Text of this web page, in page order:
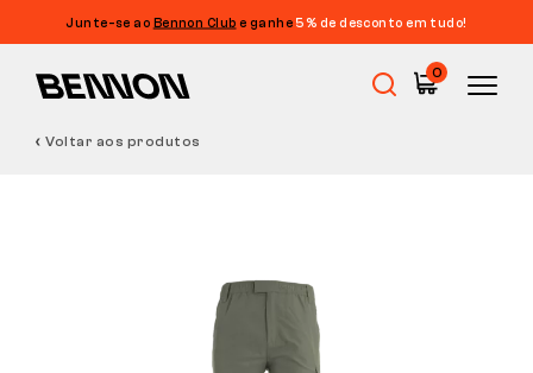
Junte-se ao Bennon Club e ganhe 5% de desconto em tudo!
0
Voltar aos produtos